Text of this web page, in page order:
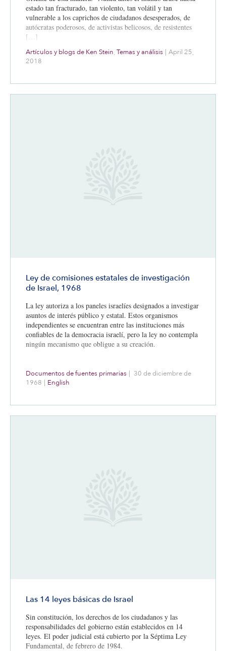
estado tan fracturado, tan violento, tan volátil y tan
vulnerable a los caprichos de ciudadanos desesperados, de
autócratas poderosos, de activistas belicosos, de resistentes
[…]
Artículos y blogs de Ken Stein, Temas y análisis | April 25,
2018
Ley de comisiones estatales de investigación
de Israel, 1968
La ley autoriza a los paneles israelíes designados a investigar
asuntos de interés público y estatal. Estos organismos
independientes se encuentran entre las instituciones más
confiables de la democracia israelí, pero la ley no contempla
ningún mecanismo que obligue a su creación.
Documentos de fuentes primarias | 30 de diciembre de
1968 | English
Las 14 leyes básicas de Israel
Sin constitución, los derechos de los ciudadanos y las
responsabilidades del gobierno están establecidos en 14
leyes. El poder judicial está cubierto por la Séptima Ley
Fundamental, de febrero de 1984.